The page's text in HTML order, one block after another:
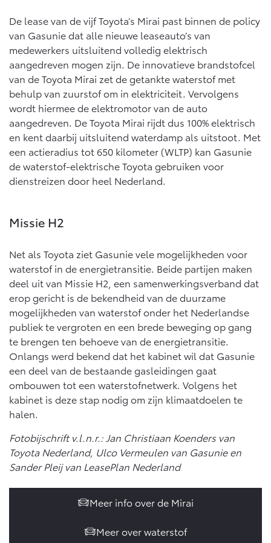
Corolla Cross
HYBRIDE
Vanaf € 39.995,-
Toyota C-HR
OOK ALS PLUG-IN
HYBRIDE
Vanaf € 36.495,-
Toyota C-HR+
BATTERIJ-ELEKTRISCH
Vanaf € 37.995,-
RAV4
PLUG-IN HYBRIDE
Vanaf € 49.995,-
bZ4X
BATTERIJ-ELEKTRISCH
Vanaf € 39.995,-
bZ4X Touring
BATTERIJ-ELEKTRISCH
Vanaf € 48.995,-
Mirai
WATERSTOF-ELEKTRISCH
Proace City (excl. BTW)
OOK ALS BATTERIJ-
ELEKTRISCH
Toyota fabrieksgarantie
Onderdelen & Accessoires
Onderdelen
Accessoires
Banden
Connected
MyToyota login
Abonnementen
Multimedia
Connected check
Navigatie updates
Verzekeren
Toyota Autoverzekering
Toyota Hybride Autoverzekering
Bedrijfswagens
Bedrijfswagens op maat
Financieren of leasen
Verzekeren
De lease van de vijf Toyota’s Mirai past binnen de policy
van Gasunie dat alle nieuwe leaseauto’s van
medewerkers uitsluitend volledig elektrisch
aangedreven mogen zijn. De innovatieve brandstofcel
van de Toyota Mirai zet de getankte waterstof met
behulp van zuurstof om in elektriciteit. Vervolgens
wordt hiermee de elektromotor van de auto
aangedreven. De Toyota Mirai rijdt dus 100% elektrisch
en kent daarbij uitsluitend waterdamp als uitstoot. Met
een actieradius tot 650 kilometer (WLTP) kan Gasunie
de waterstof-elektrische Toyota gebruiken voor
dienstreizen door heel Nederland.
Missie H2
Net als Toyota ziet Gasunie vele mogelijkheden voor
waterstof in de energietransitie. Beide partijen maken
deel uit van Missie H2, een samenwerkingsverband dat
erop gericht is de bekendheid van de duurzame
mogelijkheden van waterstof onder het Nederlandse
publiek te vergroten en een brede beweging op gang
te brengen ten behoeve van de energietransitie.
Onlangs werd bekend dat het kabinet wil dat Gasunie
een deel van de bestaande gasleidingen gaat
ombouwen tot een waterstofnetwerk. Volgens het
kabinet is deze stap nodig om zijn klimaatdoelen te
halen.
Fotobijschrift v.l.n.r.: Jan Christiaan Koenders van
Toyota Nederland, Ulco Vermeulen van Gasunie en
Sander Pleij van LeasePlan Nederland
Meer info over de Mirai
Meer over waterstof